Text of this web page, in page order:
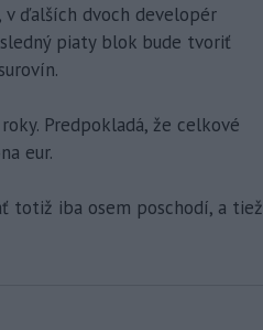
v ďalších dvoch developér
piaty blok bude tvoriť
Predpokladá, že celkové
eur.
totiž iba osem poschodí, a tiež